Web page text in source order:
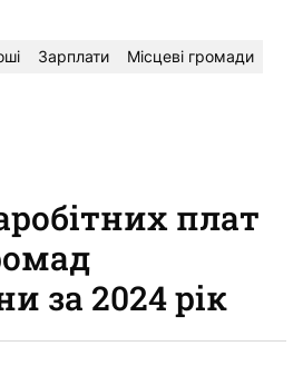
Зарплати
Місцеві громади
плат
за 2024 рік